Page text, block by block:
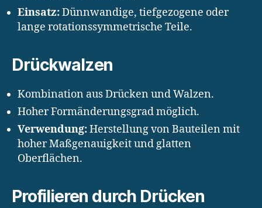
Einsatz:Dünnwandige, tiefgezogene oder
lange rotationssymmetrische Teile.
Drückwalzen
Kombination aus Drücken und Walzen.
Hoher Formänderungsgrad möglich.
Verwendung:Herstellung von Bauteilen mit
hoher Maßgenauigkeit und glatten
Oberflächen.
Profilieren durch Drücken